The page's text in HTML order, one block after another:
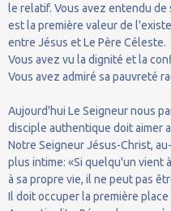
le relatif. Vous avez entendu
est la première valeur de
entre Jésus et Le Père Céleste.
Vous avez vu la dignité et la
Vous avez admiré sa pauvreté
Aujourd'hui Le Seigneur nous
disciple authentique doit aimer
Notre Seigneur Jésus-Christ,
plus intime: «Si quelqu'un vient
à sa propre vie, il ne peut pas
Il doit occuper la première